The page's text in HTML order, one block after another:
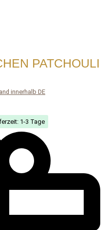
PATCHOULI
innerhalb DE
4.82 von 5 Sternen
1-3 Tage